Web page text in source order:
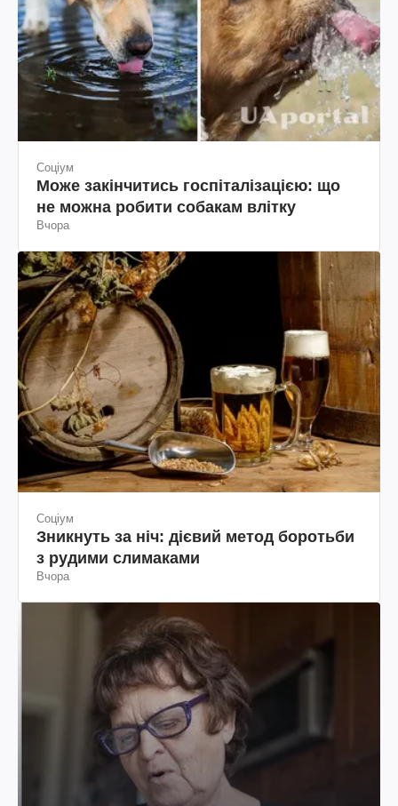
Соціум
Може закінчитись госпіталізацією: що
не можна робити собакам влітку
Вчора
Соціум
Зникнуть за ніч: дієвий метод боротьби
з рудими слимаками
Вчора